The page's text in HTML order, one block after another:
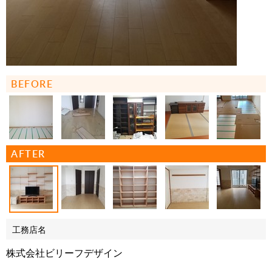
BEFORE
AFTER
工務店名
株式会社ビリーフデザイン